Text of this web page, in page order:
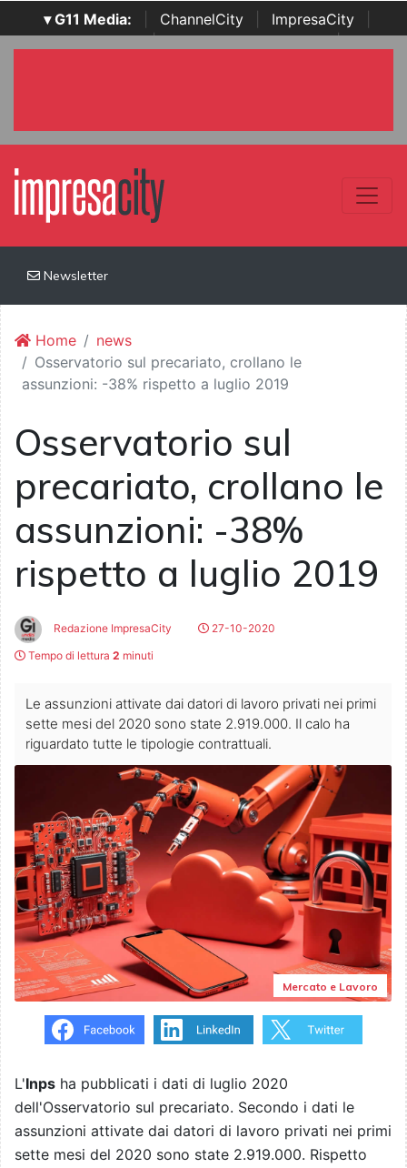
▾ G11 Media: ChannelCity ImpresaCity
SecurityOpenLab | Italian Channel Awards | Italian
Newsletter
Home
news
Osservatorio sul precariato, crollano le
assunzioni: -38% rispetto a luglio 2019
Osservatorio sul
precariato, crollano le
assunzioni: -38%
rispetto a luglio 2019
Redazione ImpresaCity
27-10-2020
Tempo di lettura 2 minuti
Le assunzioni attivate dai datori di lavoro privati nei primi
sette mesi del 2020 sono state 2.919.000. Il calo ha
riguardato tutte le tipologie contrattuali.
Mercato e Lavoro
L'Inps ha pubblicati i dati di luglio 2020
dell'Osservatorio sul precariato. Secondo i dati le
assunzioni attivate dai datori di lavoro privati nei primi
sette mesi del 2020 sono state 2.919.000. Rispetto